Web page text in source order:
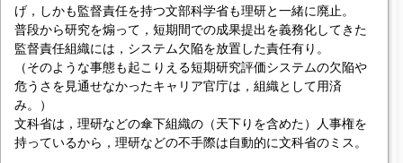
げ，しかも監督責任を持つ文部科学省も理研と一緒に廃止。
普段から研究を煽って，短期間での成果提出を義務化してきた
監督責任組織には，システム欠陥を放置した責任有り。
（そのような事態も起こりえる短期研究評価システムの欠陥や
危うさを見通せなかったキャリア官庁は，組織として用済
み。）
文科省は，理研などの傘下組織の（天下りを含めた）人事権を
持っているから，理研などの不手際は自動的に文科省のミス。